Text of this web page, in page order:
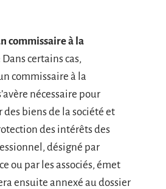
commissaire à la
Dans certains cas,
commissaire à la
nécessaire pour
biens de la société et
des intérêts des
désigné par
ou par les associés, émet
ensuite annexé au dossier